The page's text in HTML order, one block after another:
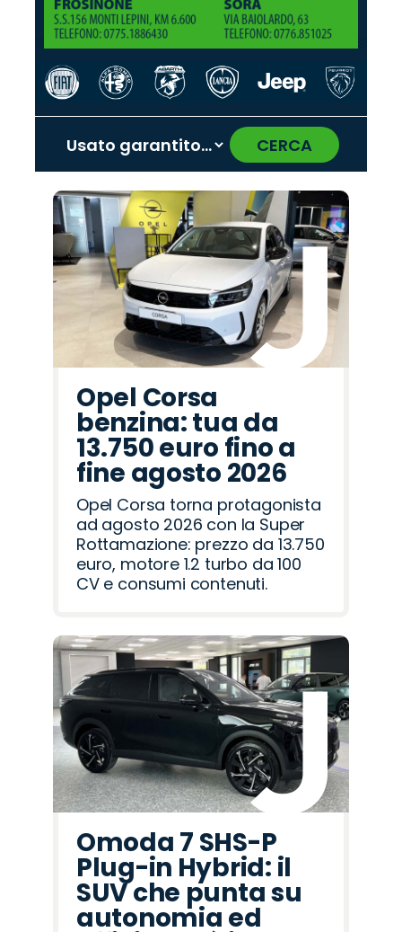
CERCA
Promo
Hyundai
Promo
Citroën
Promo
Seat
Promo
Alfa
Romeo
Promo
Abarth
Promo
Cupra
Promo
Omoda
Promo
Fiat
Promo
Jaecoo
Promo
Mazda
Promo
Jeep
Promo
Opel
Promo
Lancia
Promo
Land
Rover
Promo
Peugeot
‹ ›
Opel Corsa
benzina: tua da
13.750 euro fino a
fine agosto 2026
Opel Corsa torna protagonista
ad agosto 2026 con la Super
Rottamazione: prezzo da 13.750
euro, motore 1.2 turbo da 100
CV e consumi contenuti.
Omoda 7 SHS-P
Plug-in Hybrid: il
SUV che punta su
autonomia ed